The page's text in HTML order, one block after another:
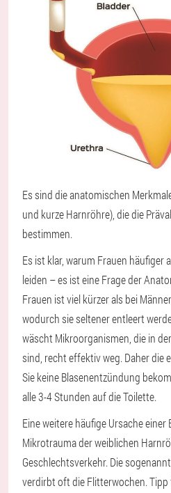
Es sind die anatomischen
und kurze Harnröhre), die die
bestimmen.
Es ist klar, warum Frauen häufiger
leiden – es ist eine Frage der
Frauen ist viel kürzer als bei
wodurch sie seltener entleert
wäscht Mikroorganismen, die in
sind, recht effektiv weg. Daher die
Sie keine Blasenentzündung
alle 3-4 Stunden auf die Toilette.
Eine weitere häufige Ursache
Mikrotrauma der weiblichen
Geschlechtsverkehr. Die
verdirbt oft die Flitterwochen. Tipp